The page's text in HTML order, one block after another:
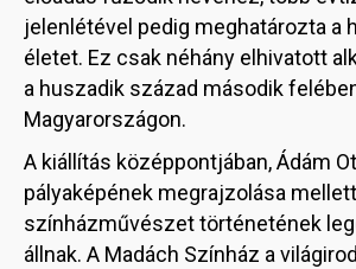
jelenlétével pedig meghatározta a
életet. Ez csak néhány elhivatott
a huszadik század második
Magyarországon.
A kiállítás középpontjában, Ádám
pályaképének megrajzolása
színházművészet történetének
állnak. A Madách Színház a